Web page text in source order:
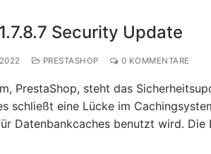
Security Update
PRESTASHOP 0 KOMMENTARE
PrestaShop, steht das
schließt eine Lücke im
Datenbankcaches benutzt wird. Die